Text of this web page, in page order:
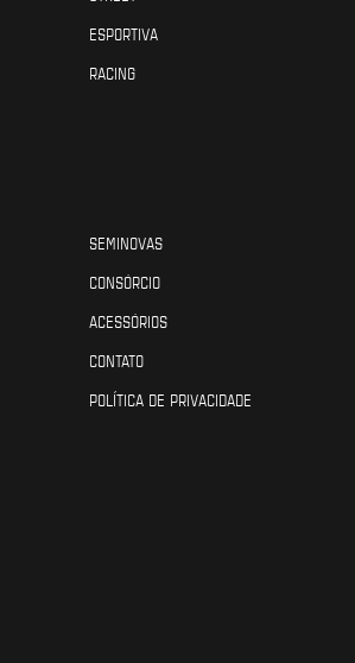
ESPORTIVA
RACING
SEMINOVAS
CONSÓRCIO
ACESSÓRIOS
CONTATO
POLÍTICA DE PRIVACIDADE